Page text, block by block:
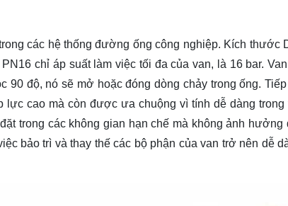
các hệ thống đường ống công nghiệp. Kích thước
chỉ áp suất làm việc tối đa của van, là 16 bar.
độ, nó sẽ mở hoặc đóng dòng chảy trong ống. Tiếp
cao mà còn được ưa chuộng vì tính dễ dàng trong
trong các không gian hạn chế mà không ảnh hưởng
bảo trì và thay thế các bộ phận của van trở nên dễ